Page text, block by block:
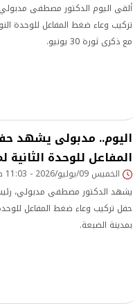
ألقى اليوم الدكتور مصطفى مدبولي
تركيب وعاء ضغط المفاعل للوحدة
مع ذكرى ثورة 30 يونيو.
اليوم.. مدبولى يشهد
المفاعل للوحدة
الخميس 09/يوليو/2026 - 11:03 ص
يشهد الدكتور مصطفى مدبولي،
حفل تركيب وعاء ضغط المفاعل
بمدينة الضبعة.